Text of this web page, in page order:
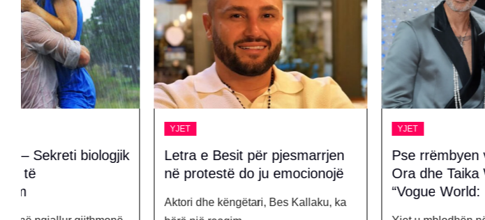
Letra e Besit për pjesmarrjen
në protestë do ju emocionojë
Aktori dhe këngëtari, Bes Kallaku, ka
Pse rrëmbyen vëmendjen Rita
Ora dhe Taika Waititi në
“Vogue World: Hollywood”?